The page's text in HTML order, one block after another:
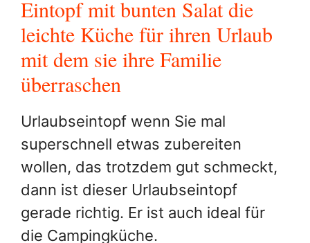
Eintopf mit bunten Salat die
leichte Küche für ihren Urlaub
mit dem sie ihre Familie
überraschen
Urlaubseintopf wenn Sie mal
superschnell etwas zubereiten
wollen, das trotzdem gut schmeckt,
dann ist dieser Urlaubseintopf
gerade richtig. Er ist auch ideal für
die Campingküche.